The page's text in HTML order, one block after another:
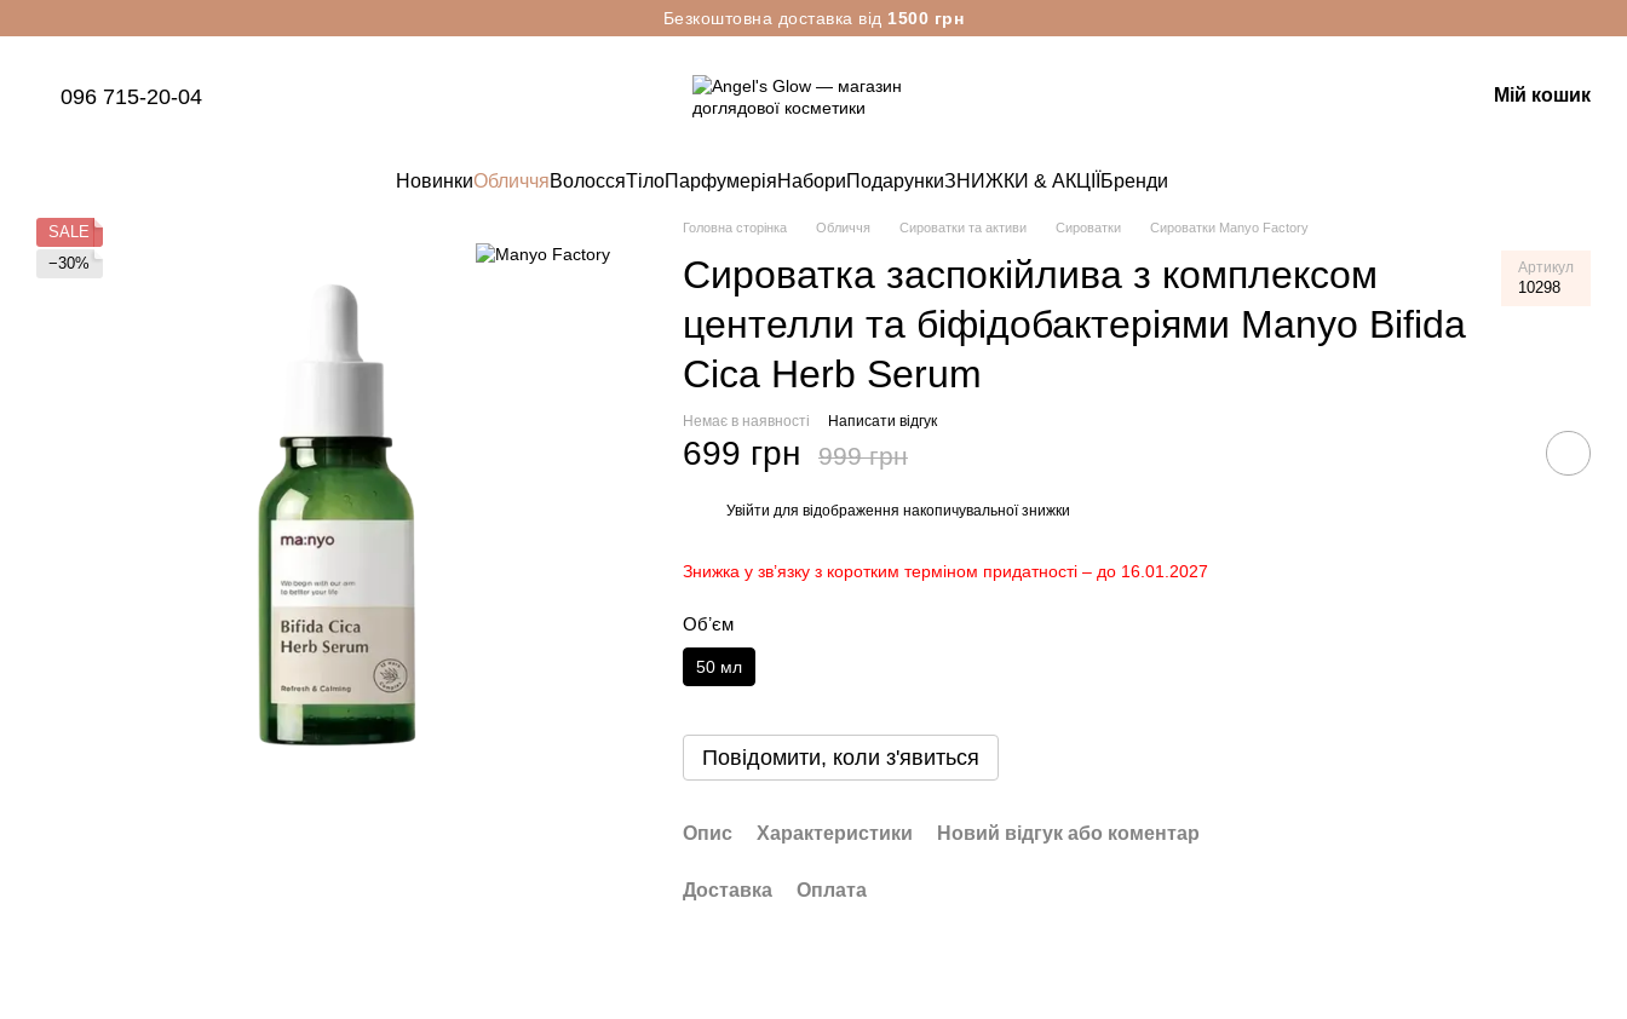
Безкоштовна доставка від 1500 грн
096 715-20-04 Мій кошик
НовинкиОбличчяВолоссяТілоПарфумеріяНабориПодарункиЗНИЖКИ & АКЦІЇ Бренди
SALE
−30%
Головна сторінка Обличчя Сироватки та активи Сироватки Сироватки Manyo Factory
Сироватка заспокійлива з комплексом
центелли та біфідобактеріями Manyo Bifida
Cica Herb Serum
Артикул
10298
Немає в наявності Написати відгук
699 грн 999 грн
Увійти для відображення накопичувальної знижки
Знижка у зв’язку з коротким терміном придатності – до 16.01.2027
Обʼєм
50 мл
Повідомити, коли з'явиться
Опис Характеристики Новий відгук або коментар
Доставка Оплата